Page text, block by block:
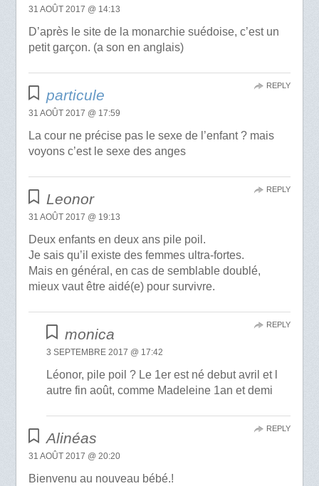
31 AOÛT 2017 @ 14:13
D’après le site de la monarchie suédoise, c’est un
petit garçon. (a son en anglais)
particule
31 AOÛT 2017 @ 17:59
La cour ne précise pas le sexe de l’enfant ? mais
voyons c’est le sexe des anges
REPLY
Leonor
31 AOÛT 2017 @ 19:13
Deux enfants en deux ans pile poil.
Je sais qu’il existe des femmes ultra-fortes.
Mais en général, en cas de semblable doublé,
mieux vaut être aidé(e) pour survivre.
REPLY
monica
3 SEPTEMBRE 2017 @ 17:42
Léonor, pile poil ? Le 1er est né debut avril et l
autre fin août, comme Madeleine 1an et demi
REPLY
Alinéas
31 AOÛT 2017 @ 20:20
Bienvenu au nouveau bébé.!
REPLY